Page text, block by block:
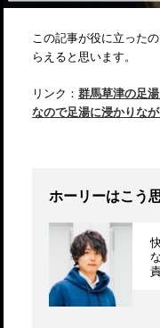
この記事が役に立った
らえると思います。
リンク： 群馬草津の足
なので足湯に浸かりな
ホーリーはこう